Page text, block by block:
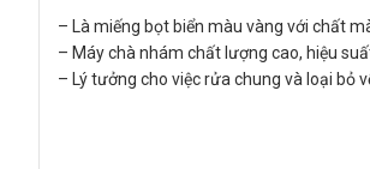
– Là miếng bọt biển màu vàng với chất
– Máy chà nhám chất lượng cao, hiệu
– Lý tưởng cho việc rửa chung và loại bỏ